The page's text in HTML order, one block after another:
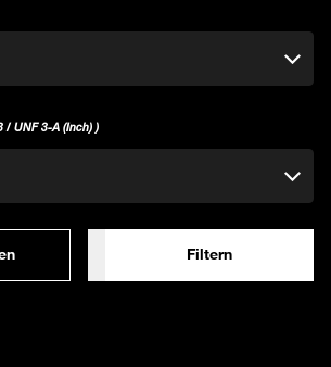
/ UNF 3-A (Inch) )
Filtern